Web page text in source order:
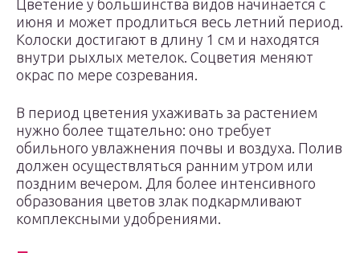
Цветение у большинства видов начинается с
июня и может продлиться весь летний период.
Колоски достигают в длину 1 см и находятся
внутри рыхлых метелок. Соцветия меняют
окрас по мере созревания.
В период цветения ухаживать за растением
нужно более тщательно: оно требует
обильного увлажнения почвы и воздуха. Полив
должен осуществляться ранним утром или
поздним вечером. Для более интенсивного
образования цветов злак подкармливают
комплексными удобрениями.